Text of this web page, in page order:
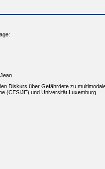
Diskurs über Gefährdete zu
(CESIJE) und Universität Luxemburg